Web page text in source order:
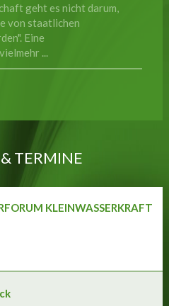
geht es nicht darum,
von staatlichen
Eine
...
TERMINE
KLEINWASSERKRAFT